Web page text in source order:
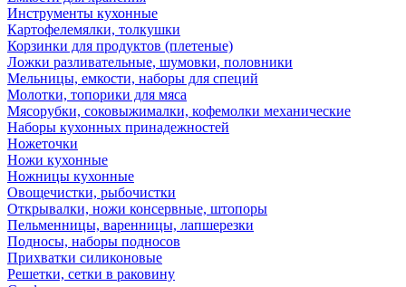
Инструменты кухонные
Картофелемялки, толкушки
Корзинки для продуктов (плетеные)
Ложки разливательные, шумовки, половники
Мельницы, емкости, наборы для специй
Молотки, топорики для мяса
Мясорубки, соковыжималки, кофемолки механические
Наборы кухонных принадежностей
Ножеточки
Ножи кухонные
Ножницы кухонные
Овощечистки, рыбочистки
Открывалки, ножи консервные, штопоры
Пельменницы, варенницы, лапшерезки
Подносы, наборы подносов
Прихватки силиконовые
Решетки, сетки в раковину